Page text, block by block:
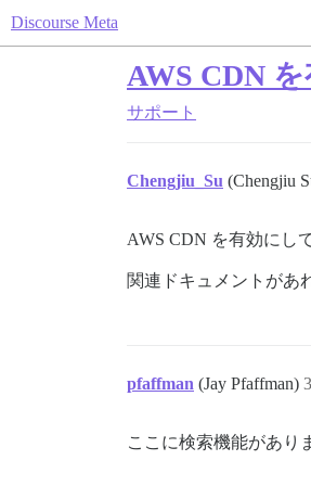
Discourse Meta
AWS CDN
サポート
Chengjiu_Su (Chengjiu
AWS CDN を有効にし
関連ドキュメントがあ
pfaffman (Jay Pfaffman) 3
ここに検索機能があり